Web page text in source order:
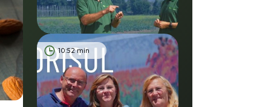
10:52 min